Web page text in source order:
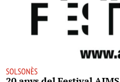
SOLSONÈS